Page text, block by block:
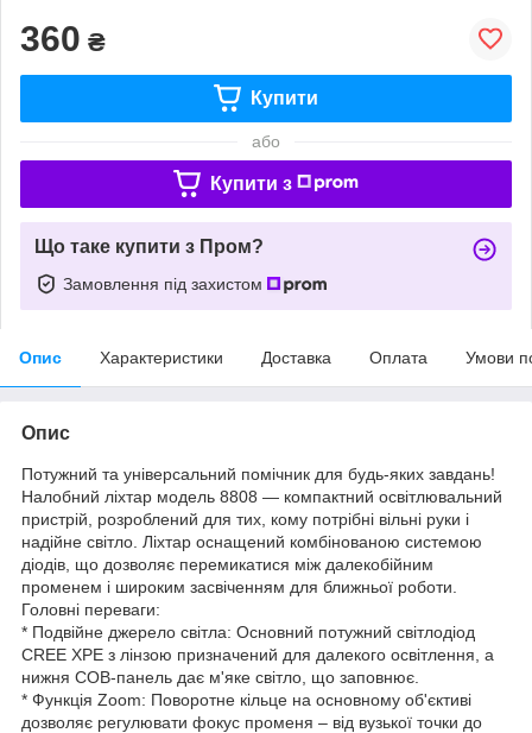
360 ₴
Купити
або
Купити з
Що таке купити з Пром?
Замовлення під захистом
Опис Характеристики Доставка Оплата Умови
Опис
Потужний та універсальний помічник для будь-яких завдань!
Налобний ліхтар модель 8808 — компактний освітлювальний
пристрій, розроблений для тих, кому потрібні вільні руки і
надійне світло. Ліхтар оснащений комбінованою системою
діодів, що дозволяє перемикатися між далекобійним
променем і широким засвіченням для ближньої роботи.
Головні переваги:
* Подвійне джерело світла: Основний потужний світлодіод
CREE XPE з лінзою призначений для далекого освітлення, а
нижня COB-панель дає м'яке світло, що заповнює.
* Функція Zoom: Поворотне кільце на основному об'єктиві
дозволяє регулювати фокус променя – від вузької точки до